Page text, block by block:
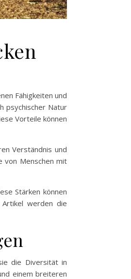
Fähigkeiten und
psychischer Natur
Vorteile können
Verständnis und
von Menschen mit
Stärken können
werden die
die Diversität in
einem breiteren